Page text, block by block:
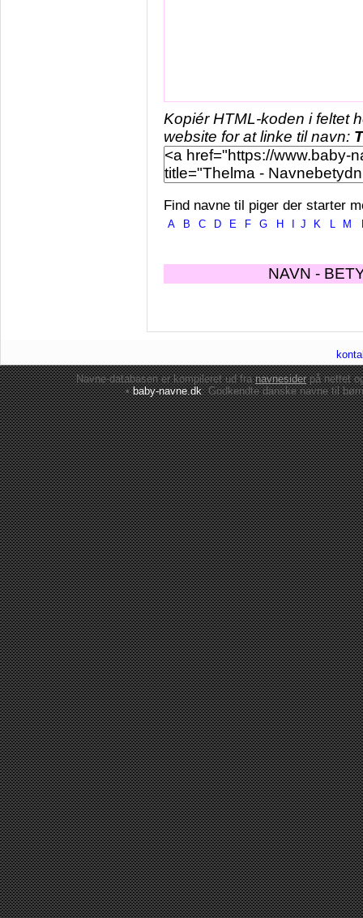
Kopiér HTML-koden i feltet
website for at linke til navn:
Find navne til piger der starter
A B C D E F G H J K L M
NAVN -
Navne-databasen er kompileret ud franavnesiderpå nettet
•baby-navne.dk: Godkendte danskenavne til børn